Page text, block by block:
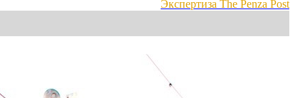
Экспертиза The Penza Post